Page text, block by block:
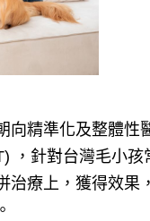
向精準化及整體
，針對台灣毛小
治療上，獲得效